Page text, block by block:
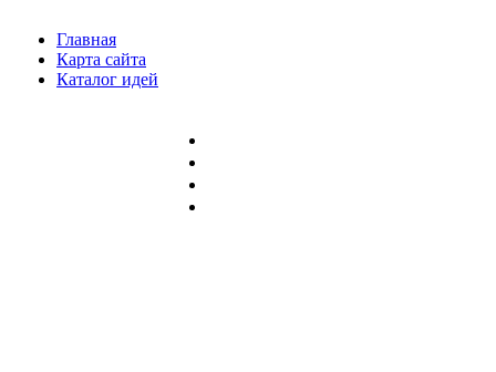
Главная
Карта сайта
Каталог идей